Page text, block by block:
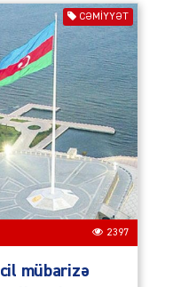
CƏMIYYƏT
2397
mübarizə